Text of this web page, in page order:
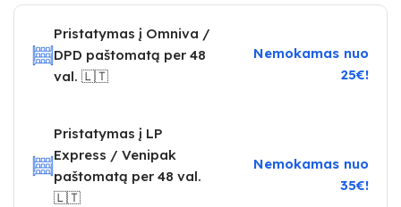
Pristatymas į Omniva /
DPD paštomatą per 48
val. 🇱🇹
Nemokamas nuo
25€!
Pristatymas į LP
Express / Venipak
paštomatą per 48 val.
🇱🇹
Nemokamas nuo
35€!